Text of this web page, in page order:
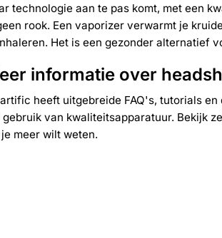
technologie aan te pas komt, met een
rook. Een vaporizer verwarmt je
Het is een gezonder alternatief
informatie over
heeft uitgebreide FAQ's, tutorials
gebruik van kwaliteitsapparatuur. Bekijk
meer wilt weten.